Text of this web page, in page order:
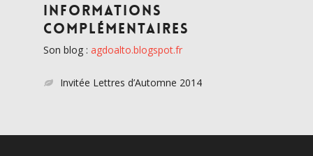
Informations
complémentaires
Son blog : agdoalto.blogspot.fr
Invitée Lettres d’Automne 2014